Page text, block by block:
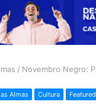
/ Novembro Negro:
Almas Cultura Featured